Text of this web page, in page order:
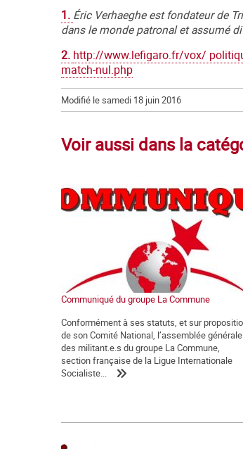
1. Éric Verhaeghe est fondateur de
dans le monde patronal et assumé
2. http://www.lefigaro.fr/vox/
match-nul.php
Modifié le samedi 18 juin 2016
Voir aussi dans la
Communiqué du groupe La Commune
Conformément à ses statuts, et sur
de son Comité National, l’assemblée générale
des militant.e.s du groupe La Commune,
section française de la Ligue Internationale
Socialiste...